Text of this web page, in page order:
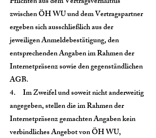
zwischen ÖH WU und dem Vertragspartner
ergeben sich ausschließlich aus der
jeweiligen Anmeldebestätigung, den
entsprechenden Angaben im Rahmen der
Internetpräsenz sowie den gegenständlichen
AGB.
4. Im Zweifel und soweit nicht anderweitig
angegeben, stellen die im Rahmen der
Internetpräsenz gemachten Angaben kein
verbindliches Angebot von ÖH WU,